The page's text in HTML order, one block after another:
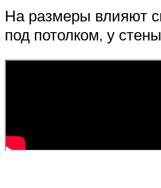
На размеры влияют
под потолком, у